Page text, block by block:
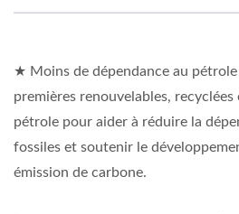
★ Moins de dépendance au
premières renouvelables,
pétrole pour aider à réduire la
fossiles et soutenir le
émission de carbone.